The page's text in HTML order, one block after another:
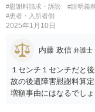
#慰謝料請求・訴訟 #説明義
#患者・入所者側
2025年1月10日
内藤 政信 弁護士
１センチ１センチだと
故の後遺障害慰謝料算
増額事由にはなるでしょ